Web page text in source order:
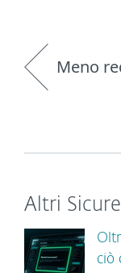
Meno
Altri
ciò